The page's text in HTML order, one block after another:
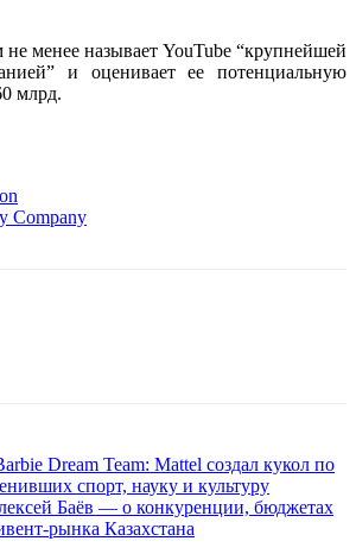
менее называет YouTube “крупнейшей
и оценивает ее потенциальную
млрд.
Company
Dream Team: Mattel создал кукол по
спорт, науку и культуру
Баёв — о конкуренции, бюджетах
рынка Казахстана